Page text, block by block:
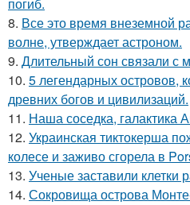
8. Все это время внеземной
волне, утверждает астроном.
9. Длительный сон связали с
10. 5 легендарных островов,
древних богов и цивилизаций.
11. Наша соседка, галактика
12. Украинская тиктокерша
колесе и заживо сгорела в
13. Ученые заставили клетки
14. Сокровища острова